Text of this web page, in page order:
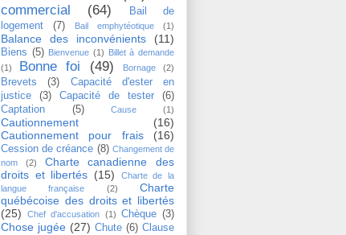
commercial
(64)
Bail de
logement
(7) Bail emphytéotique (1)
Balance des inconvénients (11)
Biens (5) Bienvenue (1)
Billet à demande
(1)
Bonne foi (49) Bornage (2)
Brevets (3)
Capacité d'ester en
justice
(3) Capacité de tester
(6)
Captation
(5) Cause (1)
Cautionnement
(16)
Cautionnement pour frais
(16)
Cession de créance (8) Changement de
nom
(2)
Charte canadienne des
droits et libertés (15)
Charte de la
langue française
(2)
Charte
québécoise des droits et libertés
(25)
Chef d'accusation (1) Chèque (3)
Chose jugée (27) Chute (6) Clause